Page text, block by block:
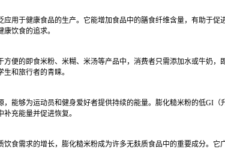
用于健康食品的生产。它能增加食品中的膳食纤维含量，有助于
饮食的追求。
便的即食米粉、米糊、米汤等产品中，消费者只需添加水或牛奶
和旅行者的青睐。
能够为运动员和健身爱好者提供持续的能量。膨化糙米粉的低GI
充能量并促进恢复。
食需求的增长，膨化糙米粉成为许多无麸质食品中的重要成分。